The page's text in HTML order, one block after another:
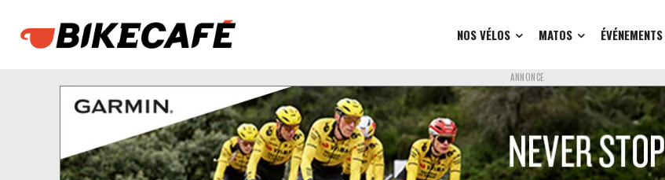
NOS VÉLOS MATOS ÉVÉNEMENTS
ANNONCE